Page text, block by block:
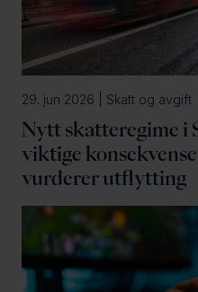
29. jun 2026 | Skatt og avgift
Nytt skatteregime i
viktige
vurderer utflytting